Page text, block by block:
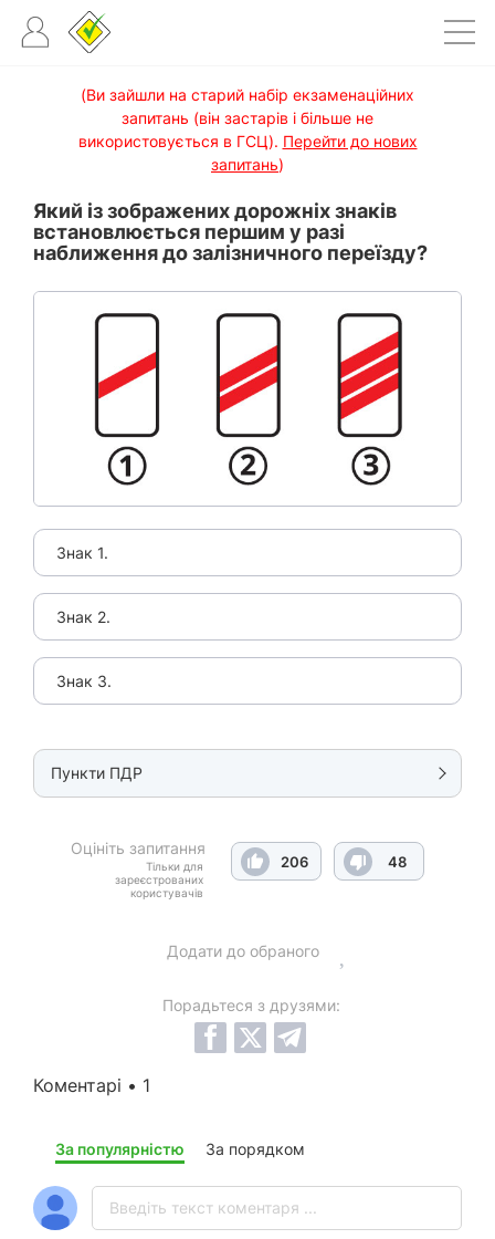
(Ви зайшли на старий набір екзаменаційних
запитань (він застарів і більше не
використовується в ГСЦ). Перейти до нових
запитань)
Який із зображених дорожніх знаків
встановлюється першим у разі
наближення до залізничного переїзду?
Знак 1.
Знак 2.
Знак 3.
Пункти ПДР
Оцініть запитання
Тільки для
зареєстрованих
користувачів
206 48
Додати до обраного
Порадьтеся з друзями:
Коментарі • 1
За популярністю За порядком